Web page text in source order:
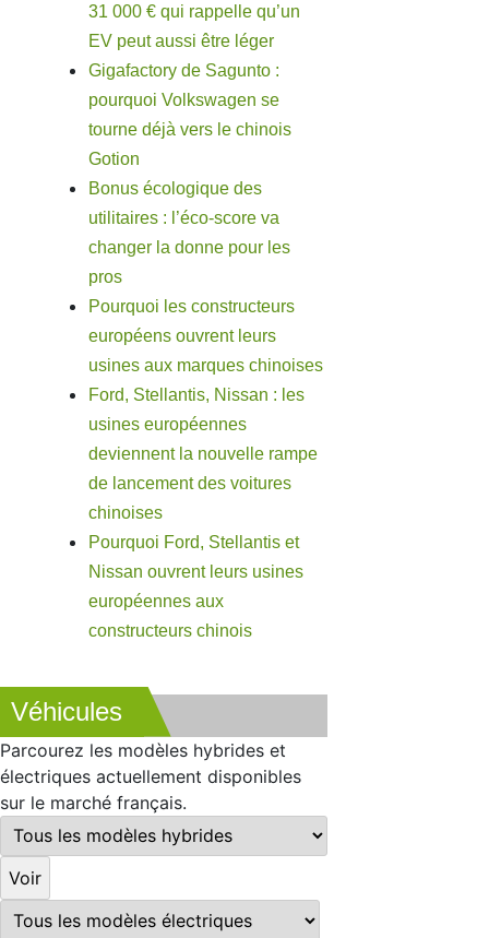
31 000 € qui rappelle qu’un
EV peut aussi être léger
Gigafactory de Sagunto :
pourquoi Volkswagen se
tourne déjà vers le chinois
Gotion
Bonus écologique des
utilitaires : l’éco-score va
changer la donne pour les
pros
Pourquoi les constructeurs
européens ouvrent leurs
usines aux marques chinoises
Ford, Stellantis, Nissan : les
usines européennes
deviennent la nouvelle rampe
de lancement des voitures
chinoises
Pourquoi Ford, Stellantis et
Nissan ouvrent leurs usines
européennes aux
constructeurs chinois
Véhicules
Parcourez les modèles hybrides et
électriques actuellement disponibles
sur le marché français.